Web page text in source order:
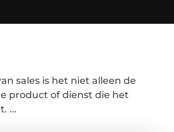
sales is het niet alleen de
product of dienst die het
...